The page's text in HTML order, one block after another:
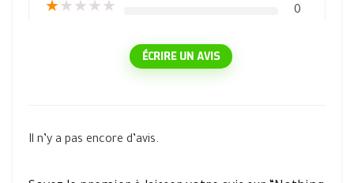
★★ ★ ★ ★ 0
ÉCRIRE UN AVIS
Il n’y a pas encore d’avis.